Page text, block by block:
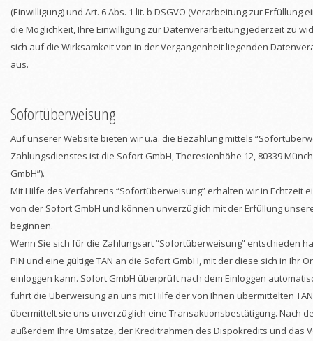
(Einwilligung) und Art. 6 Abs. 1 lit. b DSGVO (Verarbeitung zur Erfüllung
die Möglichkeit, Ihre Einwilligung zur Datenverarbeitung jederzeit zu
sich auf die Wirksamkeit von in der Vergangenheit liegenden
aus.
Sofortüberweisung
Auf unserer Website bieten wir u.a. die Bezahlung mittels
Zahlungsdienstes ist die Sofort GmbH, Theresienhöhe 12, 80339
GmbH”).
Mit Hilfe des Verfahrens “Sofortüberweisung” erhalten wir in Echtzeit
von der Sofort GmbH und können unverzüglich mit der Erfüllung
beginnen.
Wenn Sie sich für die Zahlungsart “Sofortüberweisung” entschieden
PIN und eine gültige TAN an die Sofort GmbH, mit der diese sich in Ihr
einloggen kann. Sofort GmbH überprüft nach dem Einloggen
führt die Überweisung an uns mit Hilfe der von Ihnen übermittelten
übermittelt sie uns unverzüglich eine Transaktionsbestätigung. Nach
außerdem Ihre Umsätze, der Kreditrahmen des Dispokredits und das